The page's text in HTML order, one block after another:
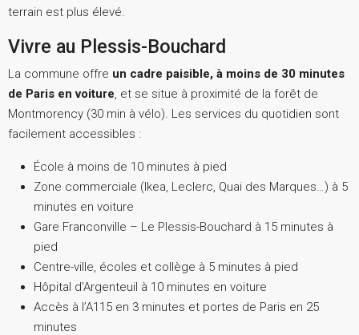
terrain est plus élevé.
Vivre au Plessis-Bouchard
La commune offre un cadre paisible, à moins de 30 minutes
de Paris en voiture, et se situe à proximité de la forêt de
Montmorency (30 min à vélo). Les services du quotidien sont
facilement accessibles :
École à moins de 10 minutes à pied
Zone commerciale (Ikea, Leclerc, Quai des Marques…) à 5
minutes en voiture
Gare Franconville – Le Plessis-Bouchard à 15 minutes à
pied
Centre-ville, écoles et collège à 5 minutes à pied
Hôpital d’Argenteuil à 10 minutes en voiture
Accès à l’A115 en 3 minutes et portes de Paris en 25
minutes